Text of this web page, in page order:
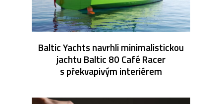
Baltic Yachts navrhli minimalistickou
jachtu Baltic 80 Café Racer
s překvapivým interiérem